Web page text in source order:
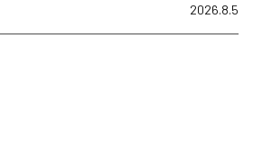
2026.8.5